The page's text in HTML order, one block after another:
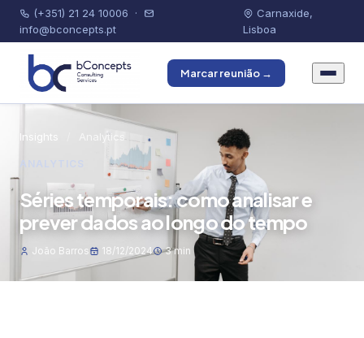
(+351) 21 24 10006 ·
info@bconcepts.pt
Carnaxide,
Lisboa
Marcar reunião →
Insights Analytics
ANALYTICS
Séries temporais: como analisar e
prever dados ao longo do tempo
João Barros 18/12/2024 3 min